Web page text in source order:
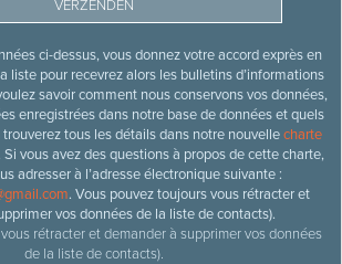
ci-dessus, vous donnez votre accord exprès en
liste pour recevrez alors les bulletins d’informations
savoir comment nous conservons vos données,
enregistrées dans notre base de données et quels
tous les détails dans notre nouvellecharte
Si vous avez des questions à propos de cette charte,
adresser à l’adresse électronique suivante :
. Vous pouvez toujours vous rétracter et
vos données de la liste de contacts).
rétracter et demander à supprimer vos données
de la liste de contacts).